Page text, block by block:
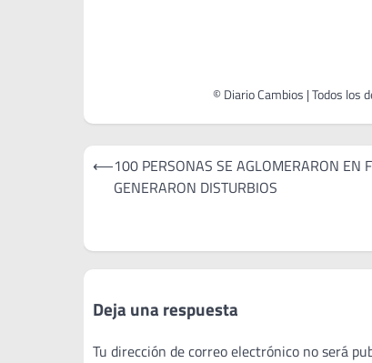
Navegación
⟵100 PERSONAS SE AGLOMERARON EN
GENERARON DISTURBIOS
Deja una respuesta
Tu dirección de correo electrónico no será